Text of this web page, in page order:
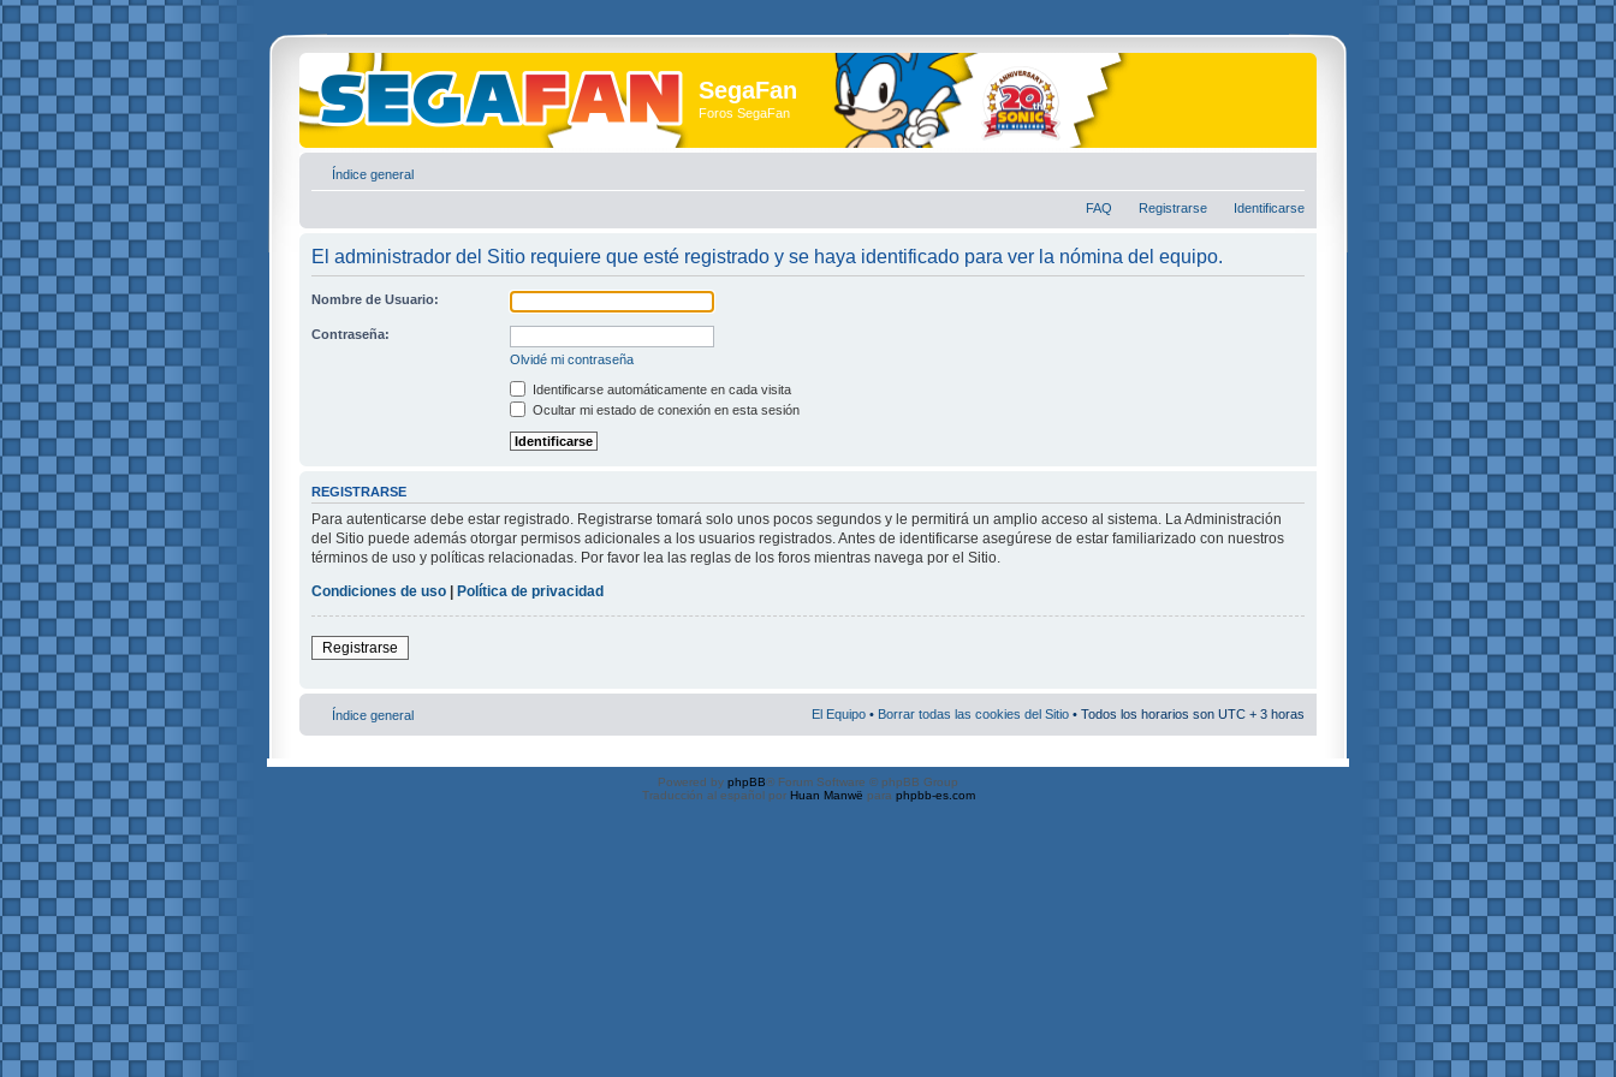
SegaFan
Foros SegaFan
Índice general
FAQ Registrarse Identificarse
El administrador del Sitio requiere que esté registrado y se haya identificado para ver la nómina del equipo.
Nombre de Usuario:
Contraseña:
Olvidé mi contraseña
Identificarse automáticamente en cada visita
Ocultar mi estado de conexión en esta sesión
REGISTRARSE
Para autenticarse debe estar registrado. Registrarse tomará solo unos pocos segundos y le permitirá un amplio acceso al sistema. La Administración
del Sitio puede además otorgar permisos adicionales a los usuarios registrados. Antes de identificarse asegúrese de estar familiarizado con nuestros
términos de uso y políticas relacionadas. Por favor lea las reglas de los foros mientras navega por el Sitio.
Condiciones de uso
Política de privacidad
Registrarse
Índice general El Equipo • Borrar todas las cookies del Sitio • Todos los horarios son UTC + 3 horas
Powered by phpBB® Forum Software © phpBB Group
Traducción al español por Huan Manwë para phpbb-es.com